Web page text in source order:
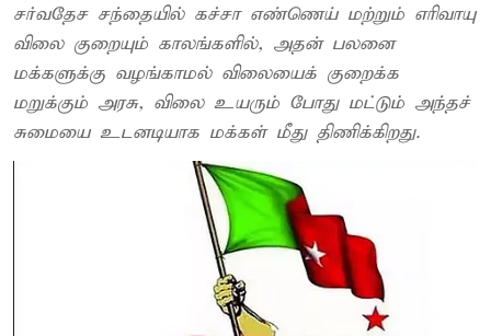
சர்வதேச சந்தையில் கச்சா எண்ணெய் மற்றும் எரிவாயு
விலை குறையும் காலங்களில், அதன் பலனை
மக்களுக்கு வழங்காமல் விலையைக் குறைக்க
மறுக்கும் அரசு, விலை உயரும் போது மட்டும் அந்தச்
சுமையை உடனடியாக மக்கள் மீது திணிக்கிறது.